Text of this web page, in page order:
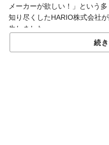
メーカーが欲しい！」という
知り尽くしたHARIO株式会社
生しました。
ハンドドリッ
続